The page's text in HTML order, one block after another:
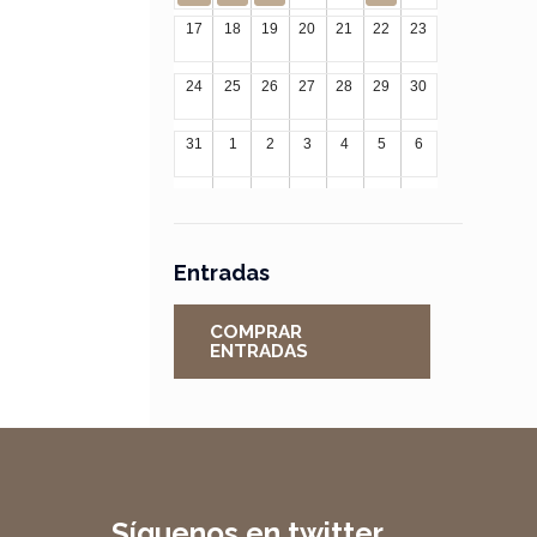
17
18 19 20 21 22 23
24 25 26 27 28 29 30
31 1 2 3 4 5 6
Entradas
COMPRAR
ENTRADAS